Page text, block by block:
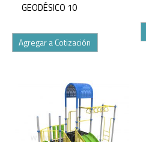
GEODÉSICO 10
Agregar a Cotización